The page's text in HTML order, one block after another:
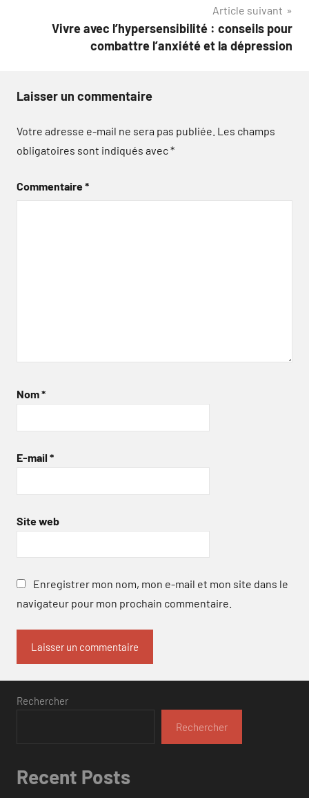
Article suivant
Vivre avec l’hypersensibilité : conseils pour
combattre l’anxiété et la dépression
Laisser un commentaire
Votre adresse e-mail ne sera pas publiée. Les champs
obligatoires sont indiqués avec*
Commentaire*
Nom*
E-mail *
Site web
Enregistrer mon nom, mon e-mail et mon site dans le
navigateur pour mon prochain commentaire.
Rechercher
Rechercher
Recent Posts